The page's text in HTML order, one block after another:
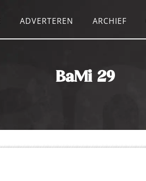
ADVERTEREN ARCHIEF
BaMi 29